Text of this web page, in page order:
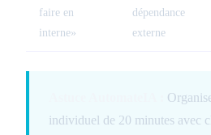
faire en
interne»
dépendance
externe
individuel de 20 minutes avec